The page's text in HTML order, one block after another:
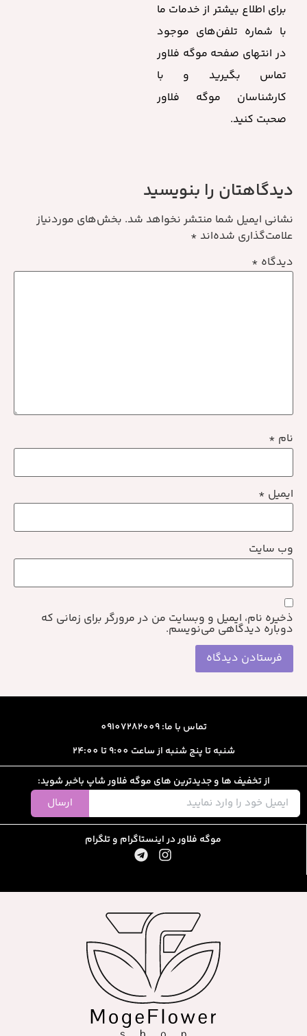
برای اطلاع بیشتر از خدمات ما
با شماره‌ تلفن‌های موجود
در انتهای صفحه موگه فلاور
تماس بگیرید و با
کارشناسان موگه فلاور
صحبت کنید.
دیدگاهتان را بنویسید
نشانی ایمیل شما منتشر نخواهد شد. بخش‌های موردنیاز
علامت‌گذاری شده‌اند *
دیدگاه *
نام *
ایمیل *
وب‌ سایت
ذخیره نام، ایمیل و وبسایت من در مرورگر برای زمانی که
دوباره دیدگاهی می‌نویسم.
تماس با ما: 09107282009
شنبه تا پنج شنبه از ساعت 9:00 تا 24:00
از تخفیف ها و جدیدترین های موگه فلاور شاپ باخبر شوید:
ارسال
موگه فلاور در اینستاگرام و تلگرام